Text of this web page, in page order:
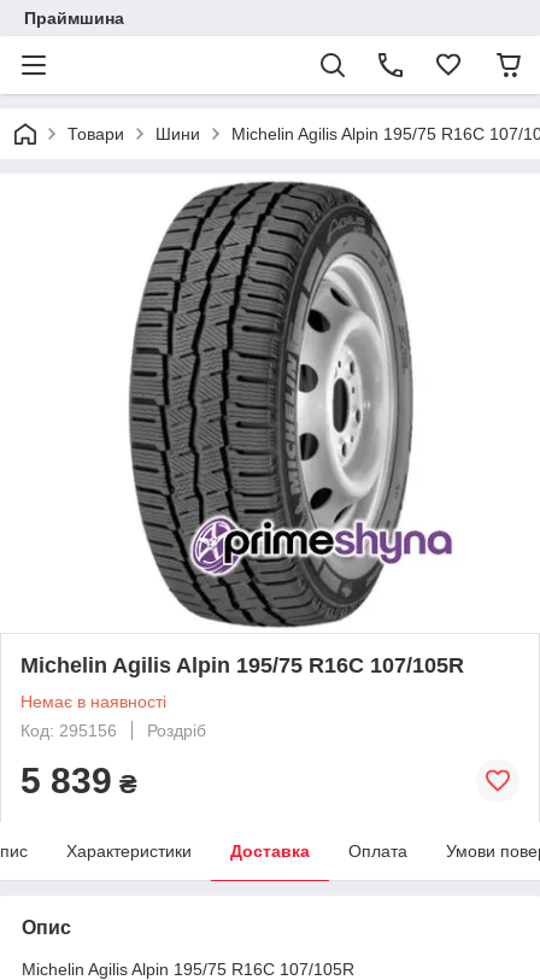
Праймшина
Товари Шини Michelin Agilis Alpin 195/75 R16C 107/
Michelin Agilis Alpin 195/75 R16C 107/105R
Немає в наявності
Код: 295156
Роздріб
5 839 ₴
Характеристики Доставка Оплата Умови
Опис
Michelin Agilis Alpin 195/75 R16C 107/105R